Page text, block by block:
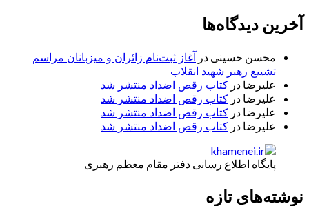
آخرین دیدگاه‌ها
محسن حسینی در آغاز ثبت‌نام زائران و میزبانان مراسم
تشییع رهبر شهید انقلاب
علیرضا در کتاب رقص اضداد منتشر شد
علیرضا در کتاب رقص اضداد منتشر شد
علیرضا در کتاب رقص اضداد منتشر شد
علیرضا در کتاب رقص اضداد منتشر شد
پایگاه اطلاع رسانی دفتر مقام معظم رهبری
نوشته‌های تازه